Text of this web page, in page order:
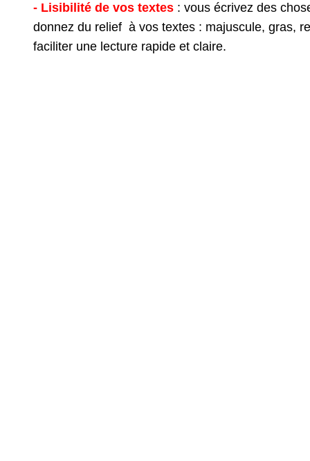
- Lisibilité de vos textes : vous écrivez des
donnez du relief à vos textes : majuscule, gras,
faciliter une lecture rapide et claire.